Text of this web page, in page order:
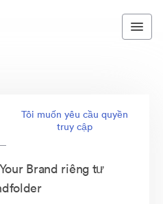
Tôi muốn yêu cầu quyền
truy cập
Brand riêng tư